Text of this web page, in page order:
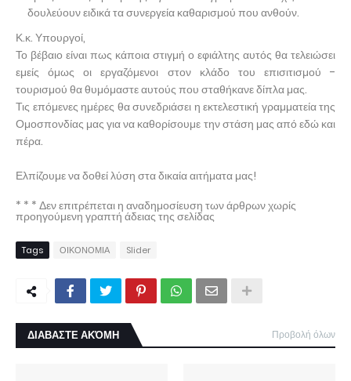
δουλεύουν ειδικά τα συνεργεία καθαρισμού που ανθούν.
Κ.κ. Υπουργοί,
Το βέβαιο είναι πως κάποια στιγμή ο εφιάλτης αυτός θα τελειώσει
εμείς όμως οι εργαζόμενοι στον κλάδο του επισιτισμού -
τουρισμού θα θυμόμαστε αυτούς που σταθήκανε δίπλα μας.
Τις επόμενες ημέρες θα συνεδριάσει η εκτελεστική γραμματεία της
Ομοσπονδίας μας για να καθορίσουμε την στάση μας από εδώ και
πέρα.
Ελπίζουμε να δοθεί λύση στα δικαία αιτήματα μας!
* * * Δεν επιτρέπεται η αναδημοσίευση των άρθρων χωρίς
προηγούμενη γραπτή άδειας της σελίδας
Tags ΟΙΚΟΝΟΜΙΑ Slider
ΔΙΑΒΑΣΤΕ ΑΚΌΜΗ Προβολή όλων